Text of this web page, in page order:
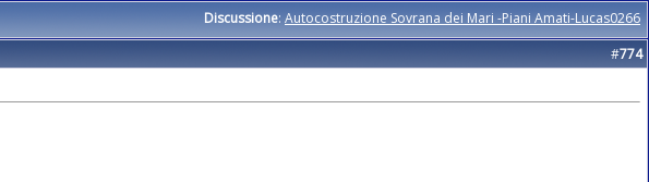
Discussione: Autocostruzione Sovrana dei Mari -Piani Amati-Lucas0266
#774